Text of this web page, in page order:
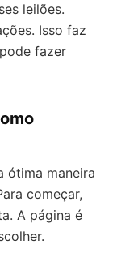
leilões.
Isso faz
fazer
ótima maneira
começar,
A página é